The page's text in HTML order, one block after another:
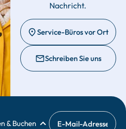
Nachricht.
Service-Büros vor Ort
Schreiben Sie uns
& Buchen